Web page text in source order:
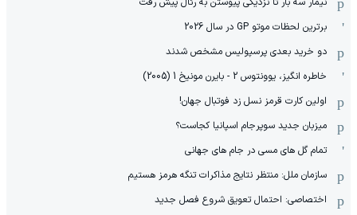
برترین لحظات موتو GP در سال 2026
دو خرید بعدی پرسپولیس مشخص شدند
خاطره انگیز، یوونتوس 2 - بایرن مونیخ 1 (2005)
اولین کارت قرمز نسل زد فوتبال جهان!
میزبان جدید سوپرجام اسپانیا کجاست؟
تمام گل های مسی در جام های جهانی
سازمان ملل: منتظر نتایج مذاکرات تنگه هرمز هستیم
اختصاصی: احتمال تعویق شروع فصل جدید